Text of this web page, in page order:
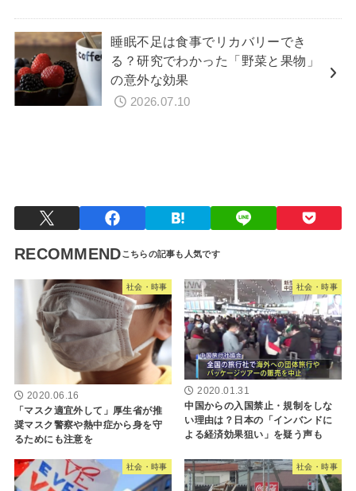
睡眠不足は食事でリカバリーでき
る？研究でわかった「野菜と果物」
の意外な効果
2026.07.10
RECOMMEND
社会・時事
2020.06.16
「マスク適宜外して」厚生省が推
奨マスク警察や熱中症から身を守
るためにも注意を
社会・時事
2020.01.31
中国からの入国禁止・規制をしな
い理由は？日本の「インバンドに
よる経済効果狙い」を疑う声も
社会・時事 社会・時事